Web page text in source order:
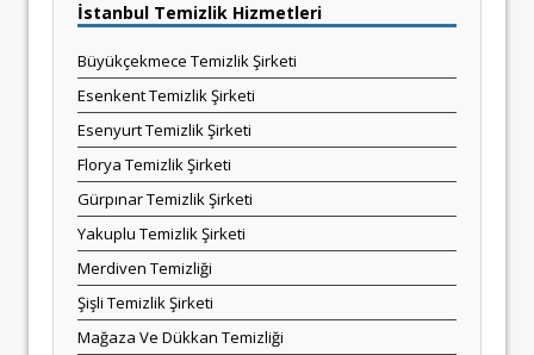
İstanbul Temizlik Hizmetleri
Büyükçekmece Temizlik Şirketi
Esenkent Temizlik Şirketi
Esenyurt Temizlik Şirketi
Florya Temizlik Şirketi
Gürpınar Temizlik Şirketi
Yakuplu Temizlik Şirketi
Merdiven Temizliği
Şişli Temizlik Şirketi
Mağaza Ve Dükkan Temizliği